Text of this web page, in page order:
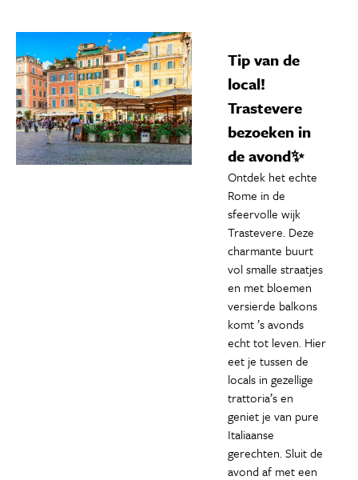
Tip van de
local!
Trastevere
bezoeken in
de avond✨
Ontdek het echte
Rome in de
sfeervolle wijk
Trastevere. Deze
charmante buurt
vol smalle straatjes
en met bloemen
versierde balkons
komt ’s avonds
echt tot leven. Hier
eet je tussen de
locals in gezellige
trattoria’s en
geniet je van pure
Italiaanse
gerechten. Sluit de
avond af met een